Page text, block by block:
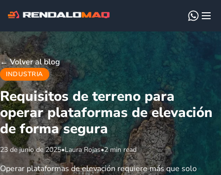
←Volver al blog
INDUSTRIA
Requisitos de terreno para
operar plataformas de elevación
de forma segura
23 de junio de 2025•Laura Rojas•2 min read
Operar plataformas de elevación requiere más que solo